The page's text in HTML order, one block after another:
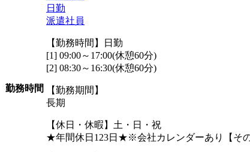
勤務時間
日勤
派遣社員
【勤務時間】日勤
[1] 09:00～17:00(休憩60分)
[2] 08:30～16:30(休憩60分)
【勤務期間】
長期
【休日・休暇】土・日・祝
★年間休日123日★※会社カレンダーあり【その